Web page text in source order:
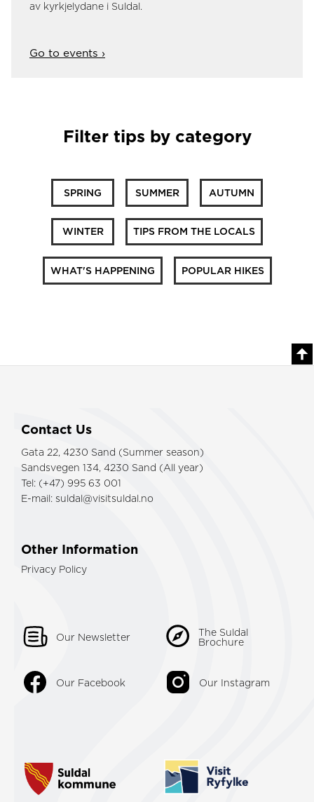
av kyrkjelydane i Suldal.
Go to events ›
Filter tips by category
SPRING SUMMER AUTUMN
WINTER TIPS FROM THE LOCALS
WHAT'S HAPPENING POPULAR HIKES
Contact Us
Gata 22, 4230 Sand (Summer season)
Sandsvegen 134, 4230 Sand (All year)
Tel: (+47) 995 63 001
E-mail: suldal@visitsuldal.no
Other Information
Privacy Policy
Our Newsletter
The Suldal
Brochure
Our Facebook Our Instagram